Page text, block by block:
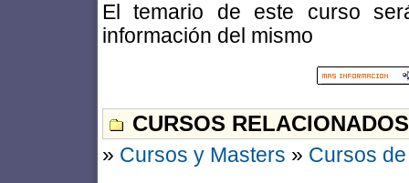
El temario de este curso
información del mismo
CURSOS
» Cursos y Masters » Cursos